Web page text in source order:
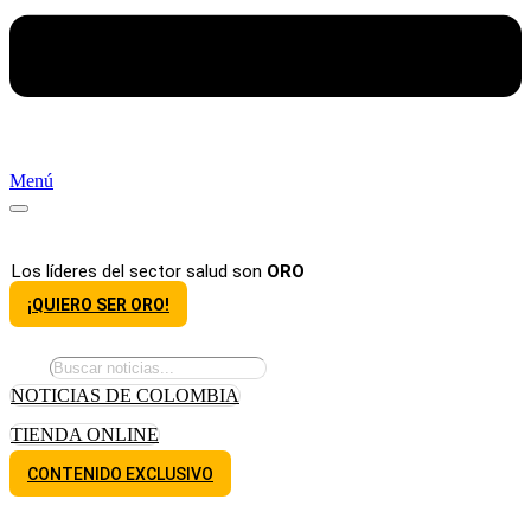
Menú
Los líderes del sector salud son ORO
¡QUIERO SER ORO!
NOTICIAS DE COLOMBIA
TIENDA ONLINE
CONTENIDO EXCLUSIVO